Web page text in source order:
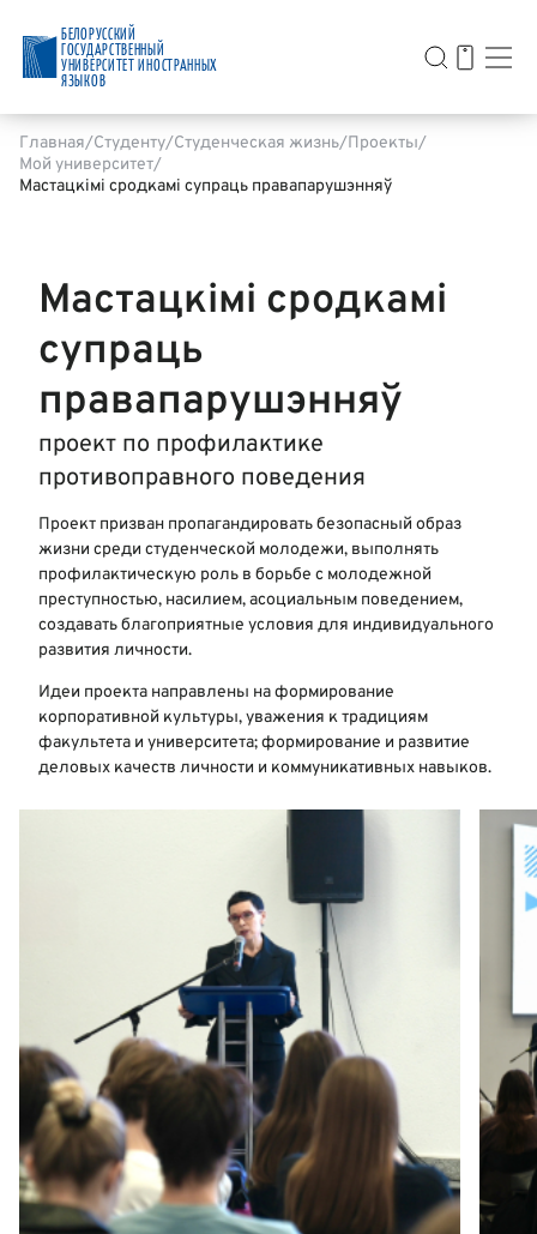
БЕЛОРУССКИЙ
ГОСУДАРСТВЕННЫЙ
УНИВЕРСИТЕТ ИНОСТРАННЫХ
ЯЗЫКОВ
Главная Студенту Студенческая жизнь Проекты
Мой университет
Мастацкiмi сродкамi супраць правапарушэнняў
Мастацкiмi сродкамi
супраць
правапарушэнняў
проект по профилактике
противоправного поведения
Проект призван пропагандировать безопасный образ
жизни среди студенческой молодежи, выполнять
профилактическую роль в борьбе с молодежной
преступностью, насилием, асоциальным поведением,
создавать благоприятные условия для индивидуального
развития личности.
Идеи проекта направлены на формирование
корпоративной культуры, уважения к традициям
факультета и университета; формирование и развитие
деловых качеств личности и коммуникативных навыков.